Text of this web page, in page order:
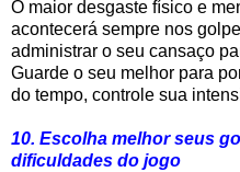
O maior desgaste físico e
acontecerá sempre nos
administrar o seu cansaço
Guarde o seu melhor para
do tempo, controle sua
10. Escolha melhor seus
dificuldades do jogo